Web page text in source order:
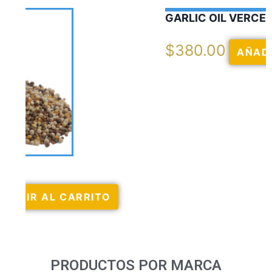
GARLIC OIL VERCELAGA
AÑADIR AL CARRITO
PRODUCTOS POR MARCA